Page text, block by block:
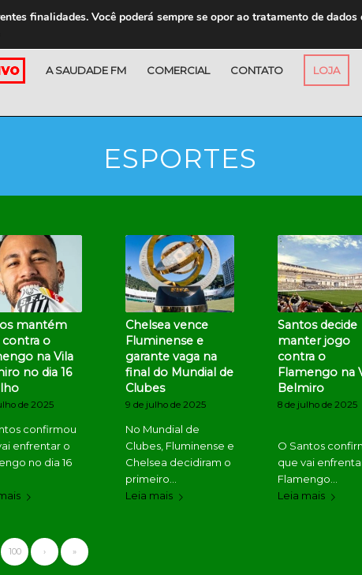
A SAUDADE FM COMERCIAL CONTATO LOJA
ESPORTES
mantém
o
na Vila
no dia 16
de 2025
confirmou
enfrentar o
no dia 16
Chelsea vence
Fluminense e
garante vaga na
final do Mundial de
Clubes
9 de julho de 2025
No Mundial de
Clubes, Fluminense e
Chelsea decidiram o
primeiro…
Leia mais
Santos decide
manter jogo
contra o
Flamengo na
Belmiro
8 de julho de 2025
O Santos
que vai
Flamengo…
Leia mais
100 › »
finalidades. Você poderá sempre se opor ao tratamento de